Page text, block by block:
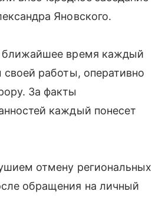
Яновского.
ближайшее время каждый
своей работы, оперативно
За факты
каждый понесет
отмену региональных
обращения на личный